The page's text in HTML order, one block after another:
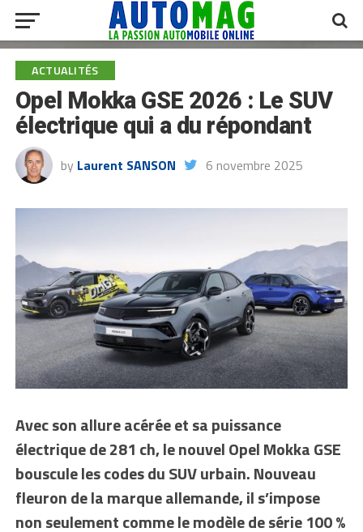
ACTUALITÉS
Opel Mokka GSE 2026 : Le SUV
électrique qui a du répondant
by Laurent SANSON 6 novembre 2025
Avec son allure acérée et sa puissance
électrique de 281 ch, le nouvel Opel Mokka GSE
bouscule les codes du SUV urbain. Nouveau
fleuron de la marque allemande, il s’impose
non seulement comme le modèle de série 100 %